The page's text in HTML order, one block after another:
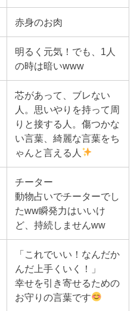
赤身のお肉
明るく元気！でも、1人
の時は暗いwww
芯があって、ブレない
人。思いやりを持って周
りと接する人。傷つかな
い言葉、綺麗な言葉をち
ゃんと言える人
チーター
動物占いでチーターでし
たww瞬発力はいいけ
ど、持続しませんww
「これでいい！なんだか
んだ上手くいく！」
幸せを引き寄せるための
お守りの言葉です